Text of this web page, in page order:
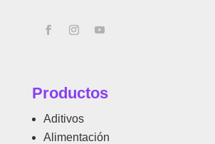
Productos
Aditivos
Alimentación